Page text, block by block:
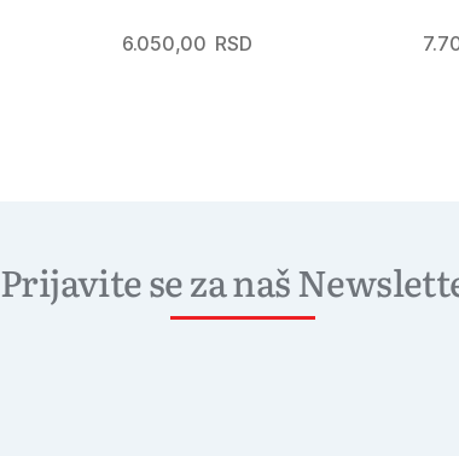
6.050,00 RSD
Prijavite se za naš